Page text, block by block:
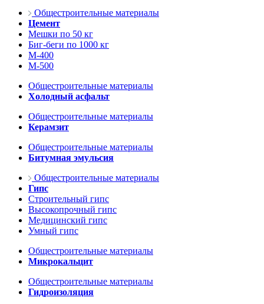
Общестроительные материалы
Цемент
Мешки по 50 кг
Биг-беги по 1000 кг
М-400
М-500
Общестроительные материалы
Холодный асфальт
Общестроительные материалы
Керамзит
Общестроительные материалы
Битумная эмульсия
Общестроительные материалы
Гипс
Строительный гипс
Высокопрочный гипс
Медицинский гипс
Умный гипс
Общестроительные материалы
Микрокальцит
Общестроительные материалы
Гидроизоляция